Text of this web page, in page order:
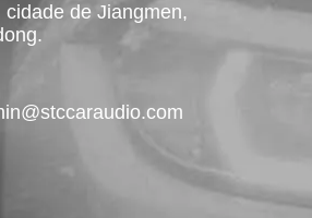
cidade de Jiangmen,